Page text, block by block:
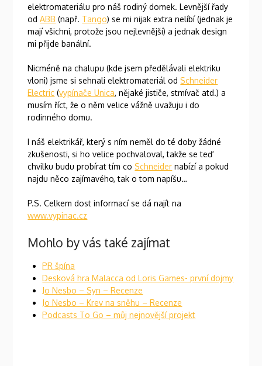
elektromateriálu pro náš rodiný domek. Levnější řady
odABB (např. Tango) se mi nijak extra nelíbí (jednak je
mají všichni, protože jsou nejlevnější) a jednak design
mi přijde banální.
Nicméně na chalupu (kde jsem předělávali elektriku
vloni) jsme si sehnali elektromateriál od Schneider
Electric (vypínače Unica, nějaké jističe, stmívač atd.) a
musím říct, že o něm velice vážně uvažuju i do
rodinného domu.
I náš elektrikář, který s ním neměl do té doby žádné
zkušenosti, si ho velice pochvaloval, takže se teď
chvilku budu probírat tím co Schneider nabízí a pokud
najdu něco zajímavého, tak o tom napíšu…
P.S. Celkem dost informací se dá najít na
www.vypinac.cz
Mohlo by vás také zajímat
PR špína
Desková hra Malacca od Loris Games- první dojmy
Jo Nesbo – Syn – Recenze
Jo Nesbo – Krev na sněhu – Recenze
Podcasts To Go – můj nejnovější projekt